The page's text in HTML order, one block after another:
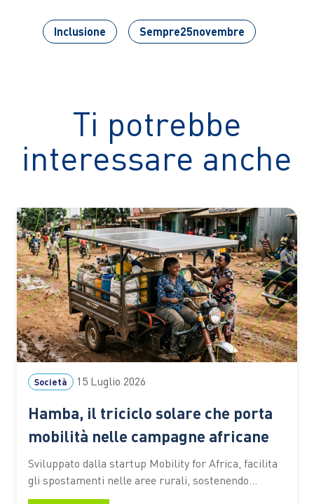
Inclusione Sempre25novembre
Ti potrebbe
interessare anche
Società 15 Luglio 2026
Hamba, il triciclo solare che porta
mobilità nelle campagne africane
Sviluppato dalla startup Mobility for Africa, facilita
gli spostamenti nelle aree rurali, sostenendo
agricoltura, imprenditoria locale, inclusione